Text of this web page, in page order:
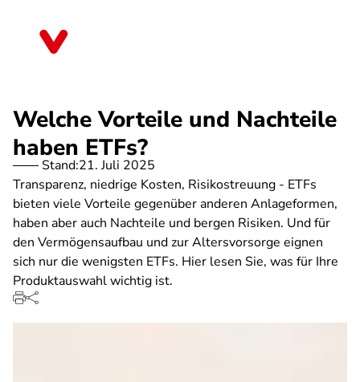
Welche Vorteile und Nachteile
haben ETFs?
Stand:21. Juli 2025
Transparenz, niedrige Kosten, Risikostreuung - ETFs
bieten viele Vorteile gegenüber anderen Anlageformen,
haben aber auch Nachteile und bergen Risiken. Und für
den Vermögensaufbau und zur Altersvorsorge eignen
sich nur die wenigsten ETFs. Hier lesen Sie, was für Ihre
Produktauswahl wichtig ist.